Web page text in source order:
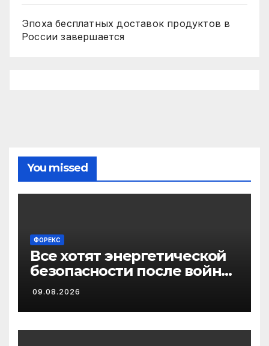
Эпоха бесплатных доставок продуктов в
России завершается
You missed
ФОРЕКС
Все хотят энергетической
безопасности после войны
с Ираном. Но как этого
добиться?
09.08.2026